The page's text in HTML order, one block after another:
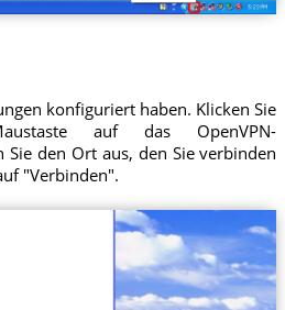
konfiguriert haben. Klicken Sie
auf das OpenVPN-
Sie den Ort aus, den Sie verbinden
"Verbinden".